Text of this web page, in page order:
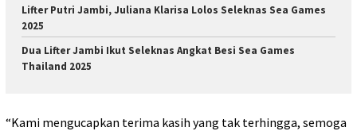
Lifter Putri Jambi, Juliana Klarisa Lolos Seleknas Sea Games
2025
Dua Lifter Jambi Ikut Seleknas Angkat Besi Sea Games
Thailand 2025
“Kami mengucapkan terima kasih yang tak terhingga, semoga